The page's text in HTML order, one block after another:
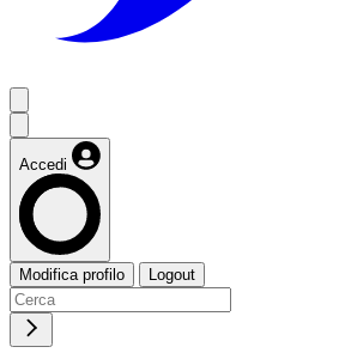
Accedi
Modifica profilo Logout